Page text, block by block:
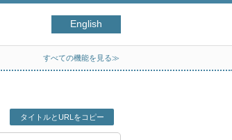
English
すべての機能を見る≫
タイトルとURLをコピー